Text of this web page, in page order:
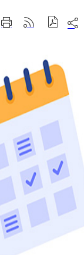
ImprimerGénérer
sur